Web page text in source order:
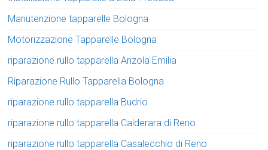
Manutenzione tapparelle Bologna
Motorizzazione Tapparelle Bologna
riparazione rullo tapparella Anzola Emilia
Riparazione Rullo Tapparella Bologna
riparazione rullo tapparella Budrio
riparazione rullo tapparella Calderara di Reno
riparazione rullo tapparella Casalecchio di Reno